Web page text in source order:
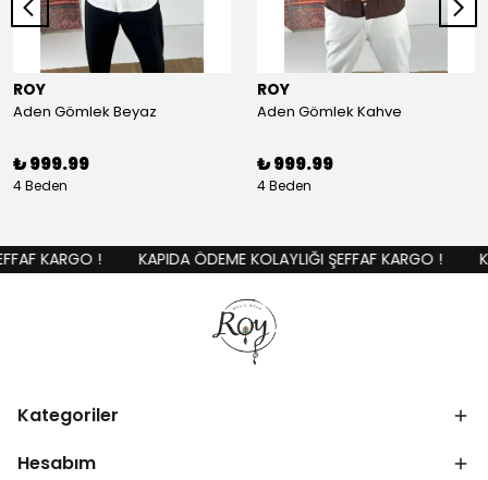
ROY
Aden Gömlek Beyaz
₺ 999.99
4 Beden
ROY
Aden Gömlek Kahve
₺ 999.99
4 Beden
KARGO ! KAPIDA ÖDEME KOLAYLIĞI ŞEFFAF KARGO !
Kategoriler
Hesabım